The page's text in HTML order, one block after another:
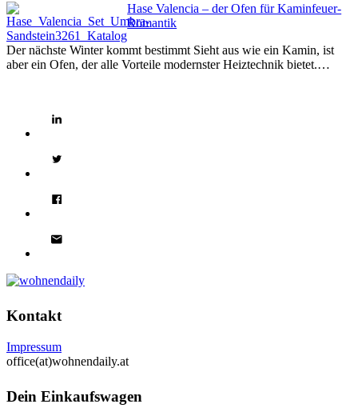
Hase Valencia – der Ofen für Kaminfeuer-
Romantik
Der nächste Winter kommt bestimmt Sieht aus wie ein Kamin, ist
aber ein Ofen, der alle Vorteile modernster Heiztechnik bietet.…
Kontakt
Impressum
office(at)wohnendaily.at
Dein Einkaufswagen